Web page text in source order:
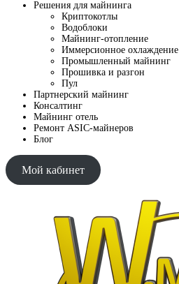
Решения для майнинга
Криптокотлы
Водоблоки
Майнинг-отопление
Иммерсионное охлаждение
Промышленный майнинг
Прошивка и разгон
Пул
Партнерский майнинг
Консалтинг
Майнинг отель
Ремонт ASIC-майнеров
Блог
Мой кабинет